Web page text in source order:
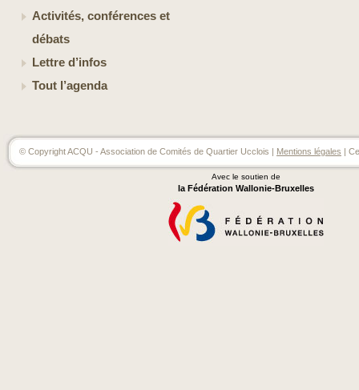
Activités, conférences et
débats
Lettre d’infos
Tout l’agenda
© Copyright ACQU - Association de Comités de Quartier Ucclois | Mentions légales |
Avec le soutien de
la Fédération Wallonie-Bruxelles